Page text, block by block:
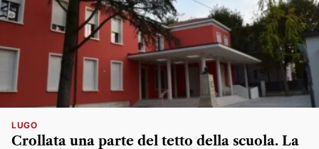
LUGO
Crollata una parte del tetto della scuola. La